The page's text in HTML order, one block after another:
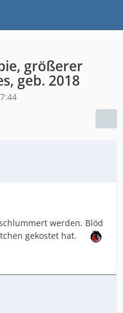
größerer
geb. 2018
werden. Blöd
gekostet hat.